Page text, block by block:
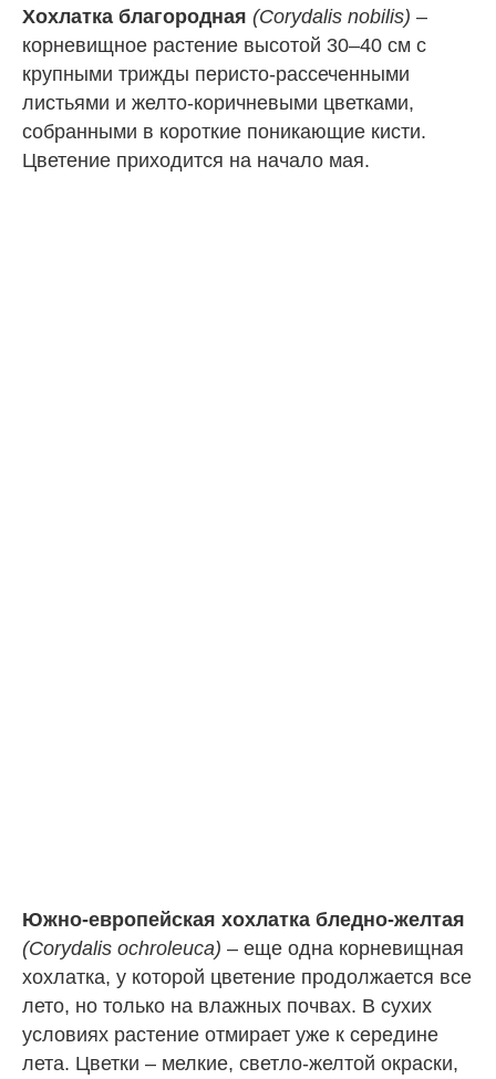
Хохлатка благородная (Corydalis nobilis) –
корневищное растение высотой 30–40 см с
крупными трижды перисто-рассеченными
листьями и желто-коричневыми цветками,
собранными в короткие поникающие кисти.
Цветение приходится на начало мая.
Южно-европейская хохлатка бледно-желтая
(Corydalis ochroleuca) – еще одна корневищная
хохлатка, у которой цветение продолжается все
лето, но только на влажных почвах. В сухих
условиях растение отмирает уже к середине
лета. Цветки – мелкие, светло-желтой окраски,